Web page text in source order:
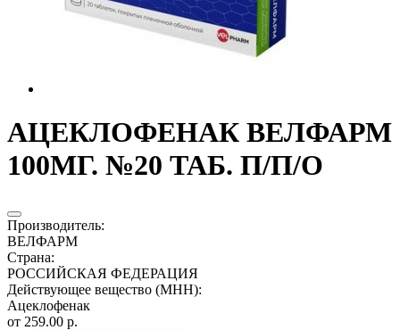
АЦЕКЛОФЕНАК ВЕЛФАРМ
100МГ. №20 ТАБ. П/П/О
Производитель:
ВЕЛФАРМ
Страна:
РОССИЙСКАЯ ФЕДЕРАЦИЯ
Действующее вещество (МНН):
Ацеклофенак
от 259.00 р.